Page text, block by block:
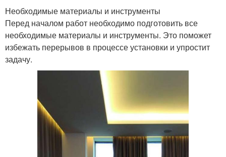
Необходимые материалы и инструменты
Перед началом работ необходимо подготовить все
необходимые материалы и инструменты. Это поможет
избежать перерывов в процессе установки и упростит
задачу.